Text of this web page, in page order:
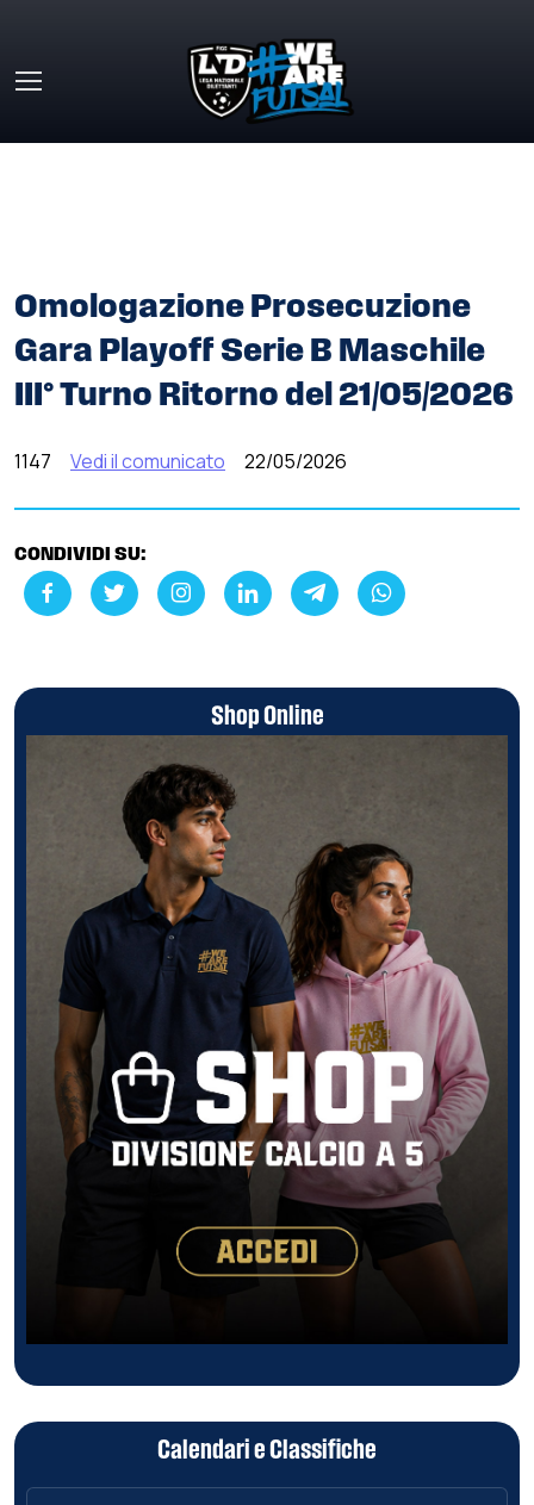
Omologazione Prosecuzione
Gara Playoff Serie B Maschile
III° Turno Ritorno del 21/05/2026
1147 Vedi il comunicato 22/05/2026
CONDIVIDI SU:
Shop Online
Calendari e Classifiche